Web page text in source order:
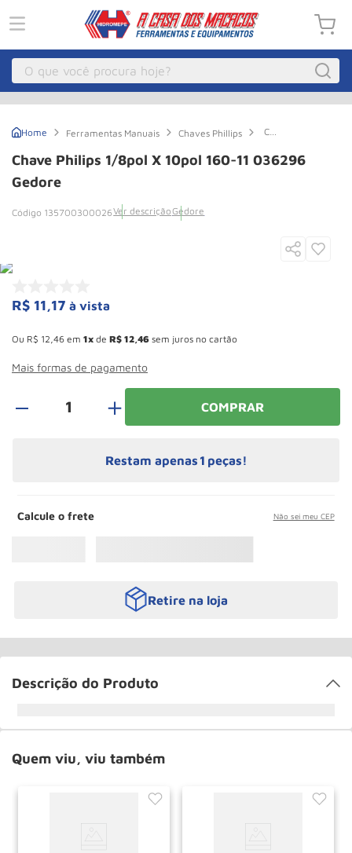
O que você procura hoje?
Ferramentas Manuais Chaves Phillips
Chave
1/8pol
X
Chave Philips 1/8pol X 10pol 160-11 036296
Gedore
135700300026Ver descriçãoGedore
R$ 11,17 à vista
Ou R$ 12 46 em 1 de R$ 12 46 sem juros no cartão
Mais formas de pagamento
＋ COMPRAR
Restam apenas 1 peças!
Calcule o frete Não sei meu CEP
Retire na loja
Descrição do Produto
Quem viu, viu também
º Macaco Hidraulico
8 Talha
9º Rodizio
10 º